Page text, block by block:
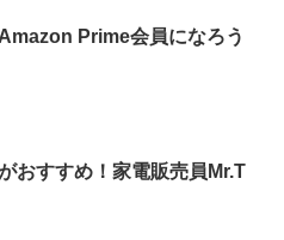
Prime会員になろう
おすすめ！家電販売員Mr.T